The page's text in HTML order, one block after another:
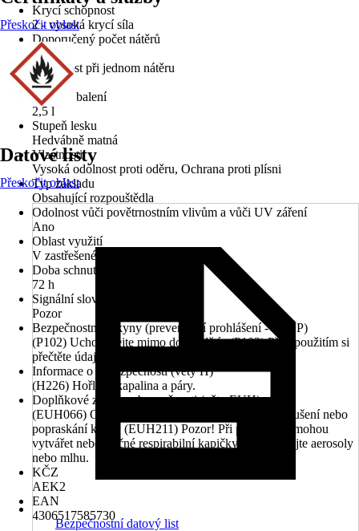
Krycí schopnost
2 - vysoká krycí síla
Doporučený počet nátěrů
2
Vydatnost při jednom nátěru
12 m²/l
Velikost balení
2,5 l
Stupeň lesku
Hedvábně matná
Vlastnosti
Vysoká odolnost proti oděru, Ochrana proti plísni
Typ základu
Obsahující rozpouštědla
Odolnost vůči povětrnostním vlivům a vůči UV záření
Ano
Oblast využití
V zastřešeném exteriéru, Interiér
Doba schnutí cca
72 h
Signální slovo (CLP čl. 20)
Pozor
Bezpečnostní pokyny (preventivní prohlášení - věty P)
(P102) Uchovávejte mimo dosah dětí., (P103) Před použitím si
přečtěte údaje na štítku.
Informace o nebezpečnosti (věty H)
(H226) Hořlavá kapalina a páry.
Doplňkové znaky nebezpečnosti (věty EUH)
(EUH066) Opakovaná expozice může způsobit vysušení nebo
popraskání kůže., (EUH211) Pozor! Při postřiku se mohou
vytvářet nebezpečné respirabilní kapičky. Nevdechujte aerosoly
nebo mlhu.
KČZ
AEK2
EAN
4306517585730
Přeskočit oblast
Datové listy
Přeskočit oblast
Bezpečnostní datový list